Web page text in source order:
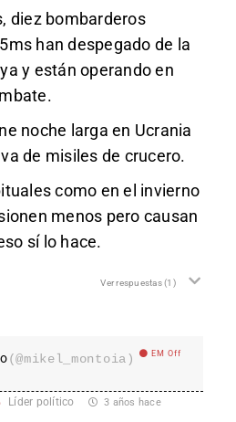
diez bombarderos
han despegado de la
y están operando en
noche larga en Ucrania
de misiles de crucero.
como en el invierno
menos pero causan
sí lo hace.
Ver respuestas(1)
(@mikel_montoia) EM Off
Líder político 3 años hace